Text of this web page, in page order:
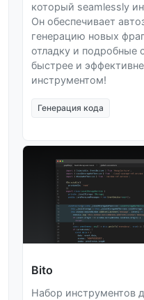
который seamlessly
Он обеспечивает
генерацию новых
отладку и подробные
быстрее и
инструментом!
Генерация кода
Bito
Набор инструментов